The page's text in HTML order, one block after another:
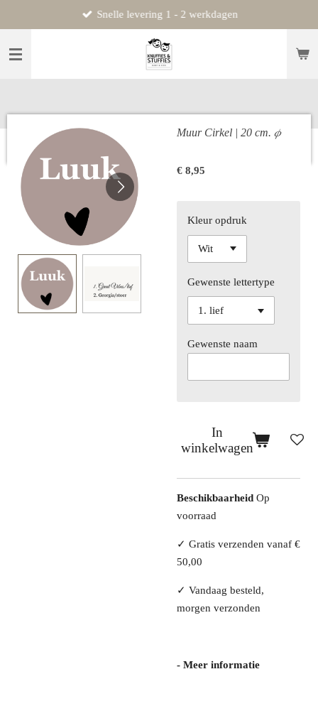
direct
naar
Snelle levering 1 - 2 werkdagen
Muur Cirkel | 20 cm. 𝜙
€ 8,95
Kleur opdruk
Gewenste lettertype
Gewenste naam
In
winkelwagen
Beschikbaarheid Op
voorraad
✓ Gratis verzenden vanaf €
50,00
✓ Vandaag besteld,
morgen verzonden
- Meer informatie